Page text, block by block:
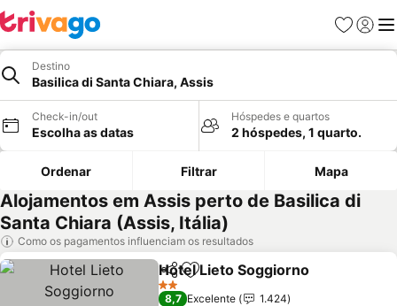
Favoritos
Iniciar
Destino
Basilica di Santa Chiara, Assis
Check-in/out
Escolha as datas
Hóspedes e quartos
2 hóspedes, 1 quarto.
Ordenar Filtrar Mapa
Alojamentos em Assis perto de Basilica di
Santa Chiara (Assis, Itália)
Como os pagamentos influenciam os resultados
PartilharAdicionar aos favoritos
Hotel Lieto Soggiorno
2 Estrelas
8,7 Excelente
1.424